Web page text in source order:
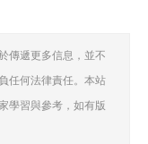
傳遞更多信息，並不
任何法律責任。本站
學習與參考，如有版